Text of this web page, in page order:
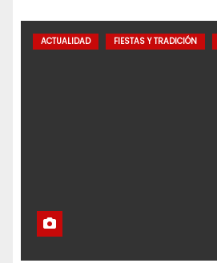
ACTUALIDAD FIESTAS Y TRADICIÓN